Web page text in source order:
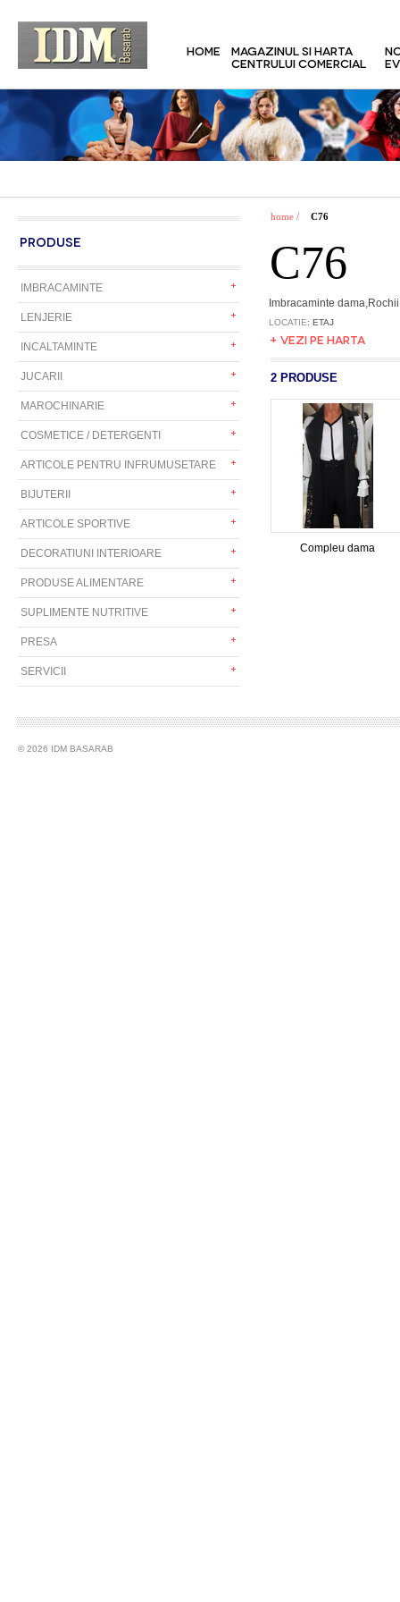
HOME
MAGAZINUL SI HARTA
CENTRULUI COMERCIAL
PRODUSE
IMBRACAMINTE
LENJERIE
INCALTAMINTE
JUCARII
MAROCHINARIE
COSMETICE / DETERGENTI
ARTICOLE PENTRU INFRUMUSETARE
BIJUTERII
ARTICOLE SPORTIVE
DECORATIUNI INTERIOARE
PRODUSE ALIMENTARE
SUPLIMENTE NUTRITIVE
PRESA
SERVICII
home / C76
C76
Imbracaminte
LOCATIE: ETAJ
+ VEZI PE HARTA
2 PRODUSE
Compleu dama
© 2026 IDM BASARAB